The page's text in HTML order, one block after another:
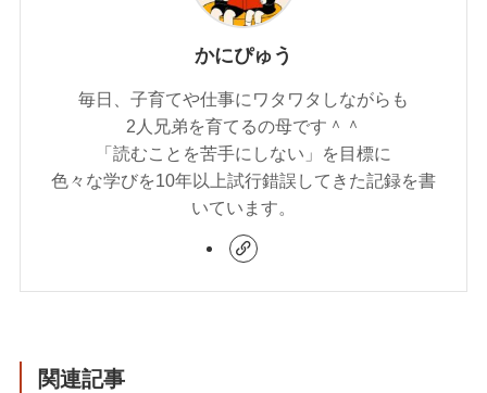
かにぴゅう
毎日、子育てや仕事にワタワタしながらも
2人兄弟を育てるの母です＾＾
「読むことを苦手にしない」を目標に
色々な学びを10年以上試行錯誤してきた記録を書
いています。
関連記事